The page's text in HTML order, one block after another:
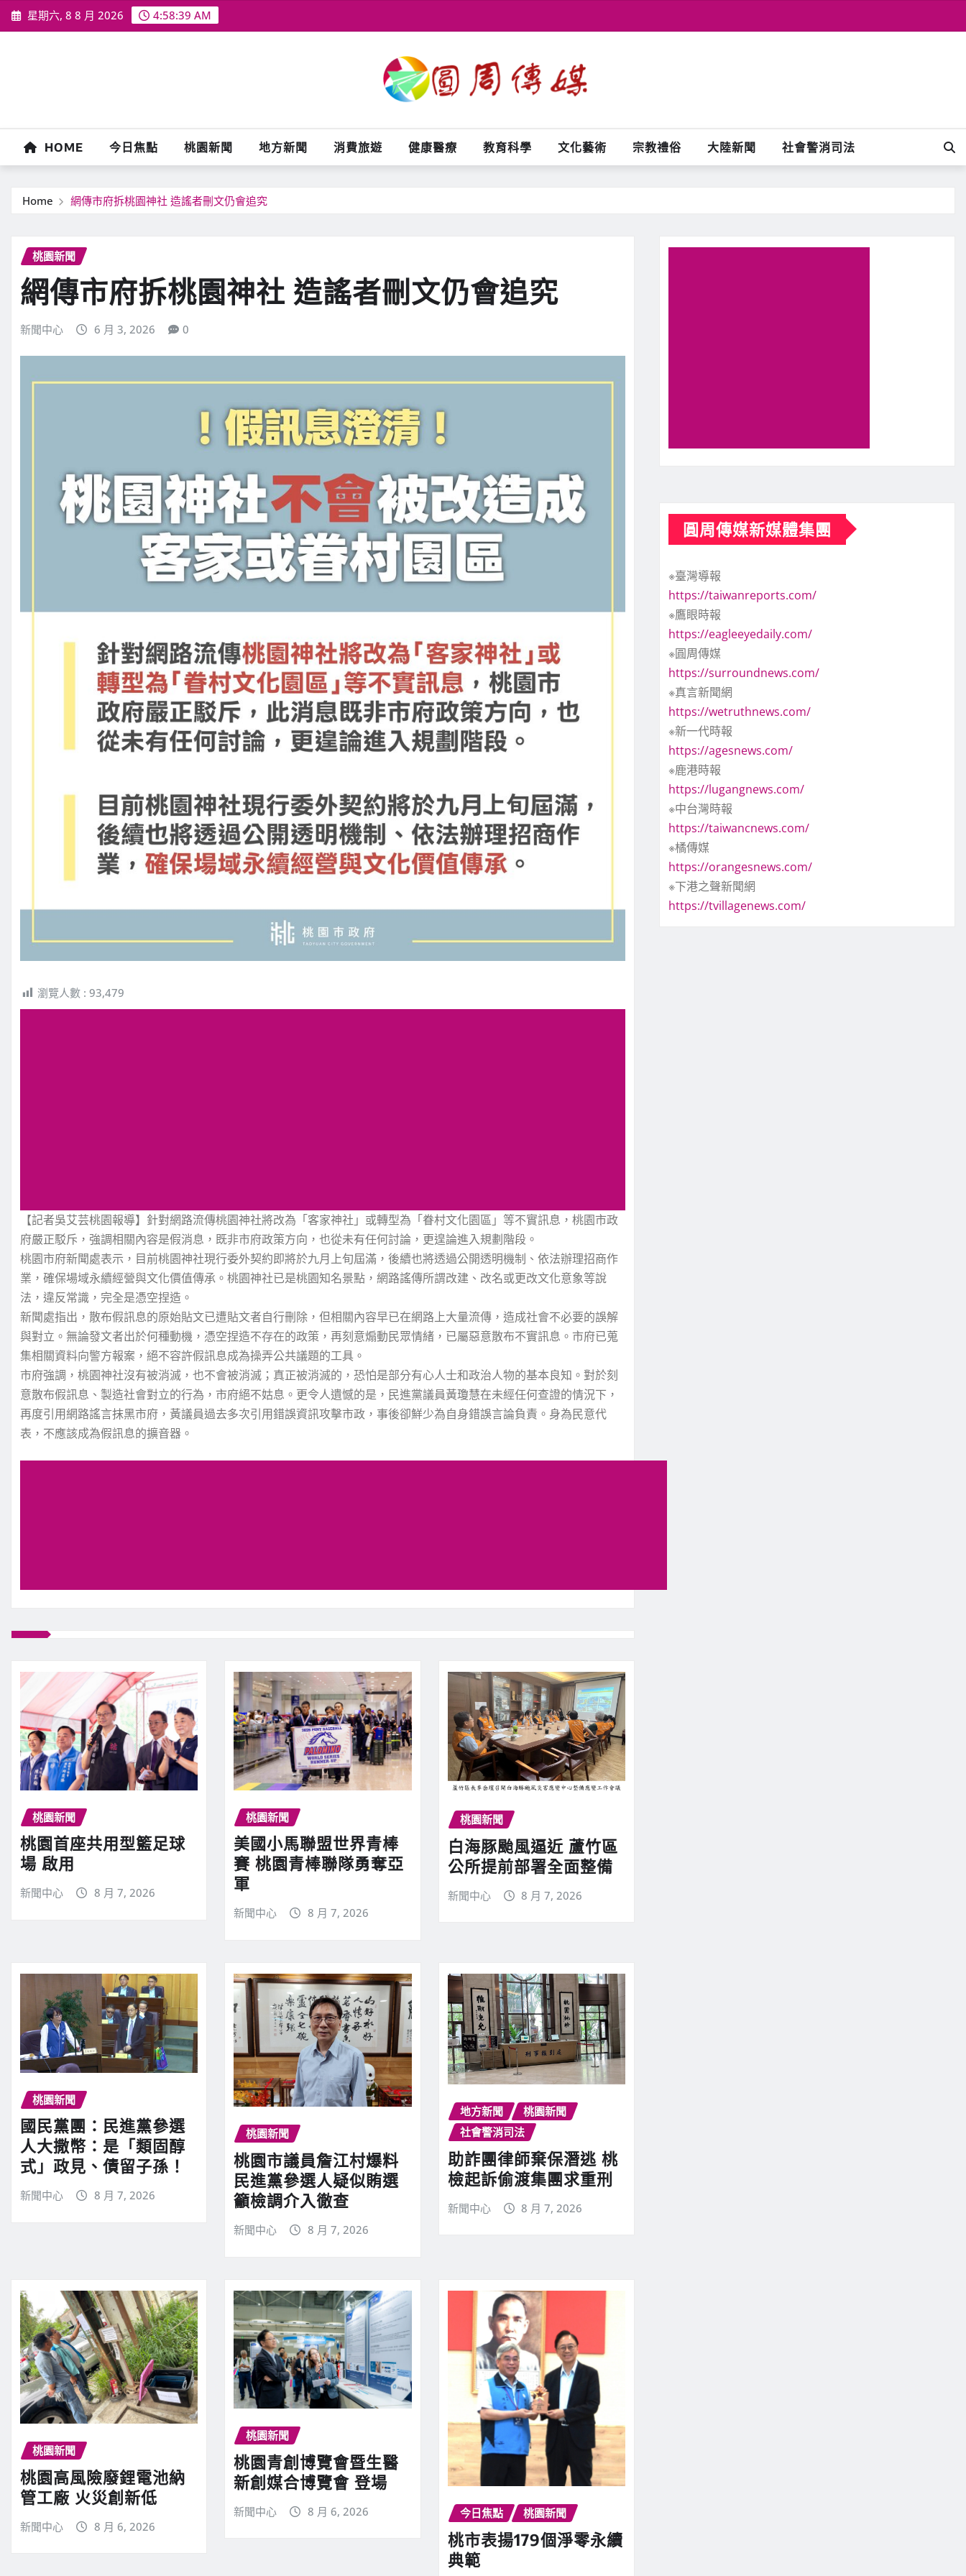
Skip
to
星期六, 8 8 月 2026 4:58:41 AM
HOME 今日焦點 桃園新聞 地方新聞 消費旅遊 健康醫療 教育科學 文化藝術 宗教禮俗 大陸新聞 社會警消司法
Home 網傳市府拆桃園神社 造謠者刪文仍會追究
桃園新聞
網傳市府拆桃園神社 造謠者刪文仍會追究
新聞中心 6 月 3, 2026 0
瀏覽人數 : 93,479
【記者吳艾芸桃園報導】針對網路流傳桃園神社將改為「客家神社」或轉型為「眷村文化園區」等不實訊息，桃園市政
府嚴正駁斥，強調相關內容是假消息，既非市府政策方向，也從未有任何討論，更遑論進入規劃階段。
桃園市府新聞處表示，目前桃園神社現行委外契約即將於九月上旬屆滿，後續也將透過公開透明機制、依法辦理招商作
業，確保場域永續經營與文化價值傳承。桃園神社已是桃園知名景點，網路謠傳所謂改建、改名或更改文化意象等說
法，違反常識，完全是憑空捏造。
新聞處指出，散布假訊息的原始貼文已遭貼文者自行刪除，但相關內容早已在網路上大量流傳，造成社會不必要的誤解
與對立。無論發文者出於何種動機，憑空捏造不存在的政策，再刻意煽動民眾情緒，已屬惡意散布不實訊息。市府已蒐
集相關資料向警方報案，絕不容許假訊息成為操弄公共議題的工具。
市府強調，桃園神社沒有被消滅，也不會被消滅；真正被消滅的，恐怕是部分有心人士和政治人物的基本良知。對於刻
意散布假訊息、製造社會對立的行為，市府絕不姑息。更令人遺憾的是，民進黨議員黃瓊慧在未經任何查證的情況下，
再度引用網路謠言抹黑市府，黃議員過去多次引用錯誤資訊攻擊市政，事後卻鮮少為自身錯誤言論負責。身為民意代
表，不應該成為假訊息的擴音器。
桃園新聞
桃園首座共用型籃足球
場 啟用
新聞中心 8 月 7, 2026
桃園新聞
美國小馬聯盟世界青棒
賽 桃園青棒聯隊勇奪亞
軍
新聞中心 8 月 7, 2026
桃園新聞
白海豚颱風逼近 蘆竹區
公所提前部署全面整備
新聞中心 8 月 7, 2026
桃園新聞
國民黨團：民進黨參選
人大撒幣：是「類固醇
式」政見、債留子孫！
新聞中心 8 月 7, 2026
桃園新聞
桃園市議員詹江村爆料
民進黨參選人疑似賄選
籲檢調介入徹查
新聞中心 8 月 7, 2026
地方新聞
桃園新聞
社會警消司法
助詐團律師棄保潛逃 桃
檢起訴偷渡集團求重刑
新聞中心 8 月 7, 2026
桃園新聞
桃園高風險廢鋰電池納
管工廠 火災創新低
新聞中心 8 月 6, 2026
桃園新聞
桃園青創博覽會暨生醫
新創媒合博覽會 登場
新聞中心 8 月 6, 2026 今日焦點 桃園新聞
桃市表揚179個淨零永續
典範
圓周傳媒新媒體集團
※臺灣導報
https://taiwanreports.com/
※鷹眼時報
https://eagleeyedaily.com/
※圓周傳媒
https://surroundnews.com/
※真言新聞網
https://wetruthnews.com/
※新一代時報
https://agesnews.com/
※鹿港時報
https://lugangnews.com/
※中台灣時報
https://taiwancnews.com/
※橘傳媒
https://orangesnews.com/
※下港之聲新聞網
https://tvillagenews.com/